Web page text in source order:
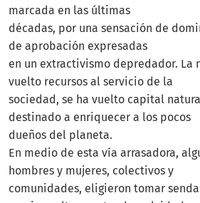
marcada en las últimas
décadas, por una sensación de
de aprobación expresadas
en un extractivismo depredador. La
vuelto recursos al servicio de la
sociedad, se ha vuelto capital
destinado a enriquecer a los pocos
dueños del planeta.
En medio de esta vía arrasadora,
hombres y mujeres, colectivos y
comunidades, eligieron tomar